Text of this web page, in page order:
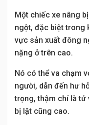
Một chiếc xe nâng
ngột, đặc biệt trong
vực sản xuất đông
nặng ở trên cao.
Nó có thể va chạm
người, dẫn đến hư
trọng, thậm chí là tử
bị lật cũng cao.